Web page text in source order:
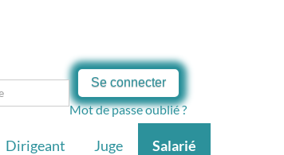
Se connecter
Mot de passe oublié ?
Dirigeant Juge Salarié